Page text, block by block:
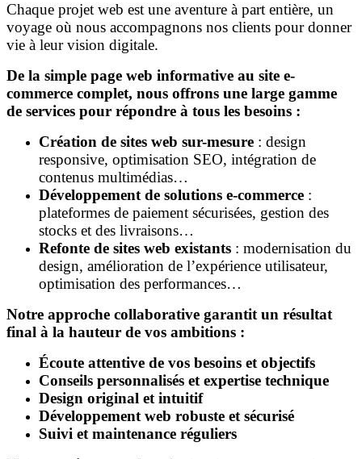
Chaque projet web est une aventure à part entière, un
voyage où nous accompagnons nos clients pour donner
vie à leur vision digitale.
De la simple page web informative au site e-
commerce complet, nous offrons une large gamme
de services pour répondre à tous les besoins :
Création de sites web sur-mesure : design
responsive, optimisation SEO, intégration de
contenus multimédias…
Développement de solutions e-commerce :
plateformes de paiement sécurisées, gestion des
stocks et des livraisons…
Refonte de sites web existants : modernisation du
design, amélioration de l’expérience utilisateur,
optimisation des performances…
Notre approche collaborative garantit un résultat
final à la hauteur de vos ambitions :
Écoute attentive de vos besoins et objectifs
Conseils personnalisés et expertise technique
Design original et intuitif
Développement web robuste et sécurisé
Suivi et maintenance réguliers